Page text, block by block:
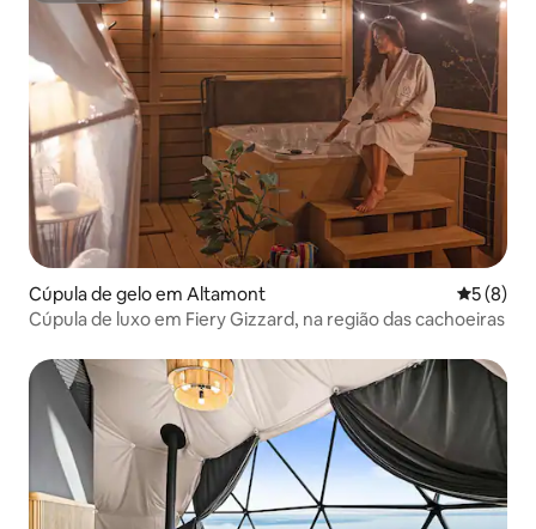
Cúpula de gelo em Altamont
5 (8)
Cúpula de luxo em Fiery Gizzard, na região das cachoeiras